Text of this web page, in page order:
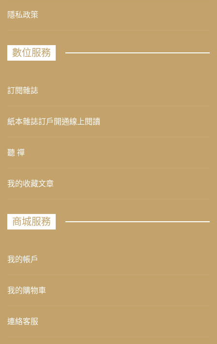
隱私政策
數位服務
訂閱雜誌
紙本雜誌訂戶開通線上閱讀
聽 禪
我的收藏文章
商城服務
我的帳戶
我的購物車
連絡客服